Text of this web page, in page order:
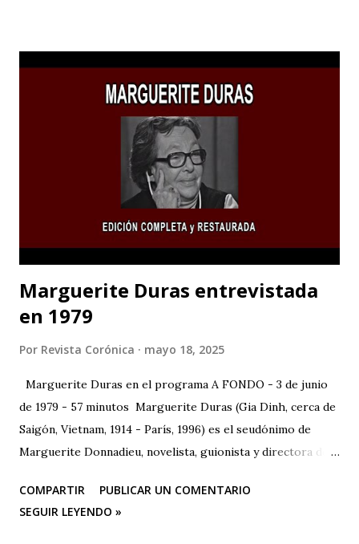
Marguerite Duras entrevistada
en 1979
Por Revista Corónica mayo 18, 2025
Marguerite Duras en el programa A FONDO - 3 de junio
de 1979 - 57 minutos Marguerite Duras (Gia Dinh, cerca de
Saigón, Vietnam, 1914 - París, 1996) es el seudónimo de
Marguerite Donnadieu, novelista, guionista y directora de
derecho, matemáticas y ciencias políticas. En 1943 publicó
su primera obra, "La impudicia", a la que seguirían más de
COMPARTIR
PUBLICAR UN COMENTARIO
SEGUIR LEYENDO »